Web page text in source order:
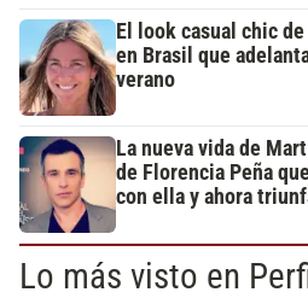
El look casual chic
en Brasil que
verano
La nueva vida de
de Florencia Peña
con ella y ahora
Lo más visto en